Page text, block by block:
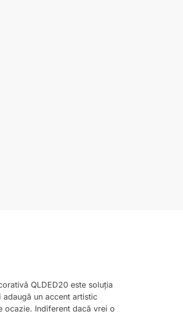
QLDED20 este soluția
un accent artistic
ocazie. Indiferent dacă vrei o